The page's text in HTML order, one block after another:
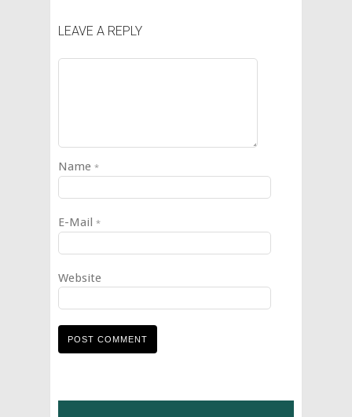
LEAVE A REPLY
Name *
E-Mail *
Website